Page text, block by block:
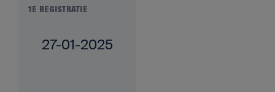
1E REGISTRATIE
27-01-2025